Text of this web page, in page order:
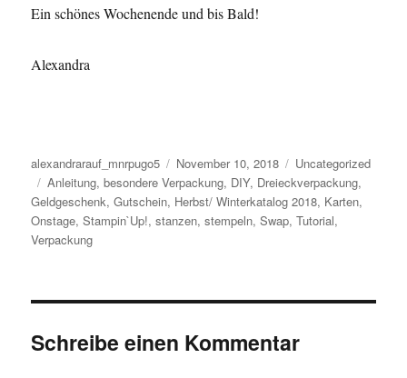
Ein schönes Wochenende und bis Bald!
Alexandra
Autor
alexandrarauf_mnrpugo5
Veröffentlicht
am
November 10, 2018 Kategorien
Uncategorized
Schlagwörter
Anleitung,besondere Verpackung, DIY, Dreieckverpackung,
Geldgeschenk,Gutschein, Herbst/ Winterkatalog 2018, Karten,
Onstage,Stampin`Up!,stanzen,stempeln,Swap,Tutorial,
Verpackung
Schreibe einen Kommentar